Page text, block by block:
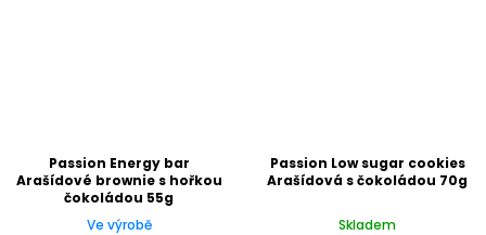
Passion Energy bar
Arašídové brownie s hořkou
čokoládou 55g
Ve výrobě
Passion Low sugar cookies
Arašídová s čokoládou 70g
Skladem